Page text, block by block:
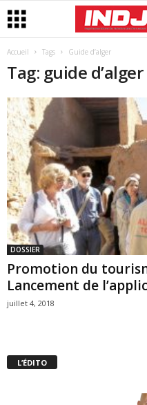
Accueil Tags Guide d’alger
Tag: guide d’alger
DOSSIER
Promotion du
Lancement de
juillet 4, 2018
L’ÉDITO